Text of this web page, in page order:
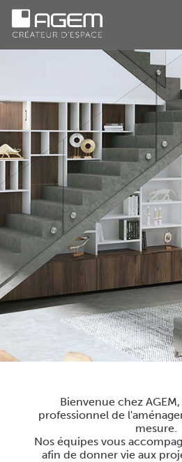
Bienvenue chez
professionnel de
mesure.
Nos équipes vous
afin de donner vie aux